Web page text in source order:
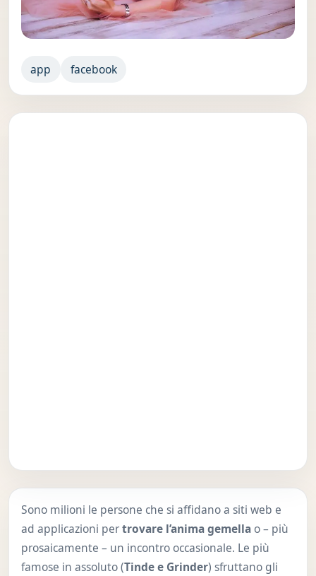
app facebook
Sono milioni le persone che si affidano a siti web e
ad applicazioni pertrovare l’anima gemellao – più
prosaicamente – un incontro occasionale. Le più
famose in assoluto (Tinde e Grinder) sfruttano gli